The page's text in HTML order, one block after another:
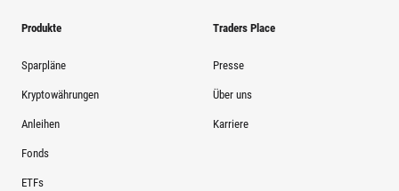
Produkte
Sparpläne
Kryptowährungen
Anleihen
Fonds
ETFs
Traders Place
Presse
Über uns
Karriere